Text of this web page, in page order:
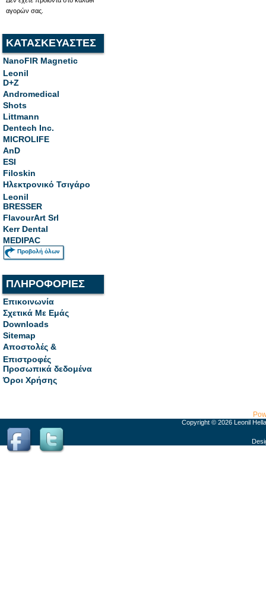
αγορών σας.
ΚΑΤΑΣΚΕΥΑΣΤΕΣ
NanoFIR Magnetic
Leonil
D+Z
Andromedical
Shots
Littmann
Dentech Inc.
MICROLIFE
AnD
ESI
Filoskin
Ηλεκτρονικό Τσιγάρο
Leonil
BRESSER
FlavourArt Srl
Kerr Dental
MEDIPAC
Προβολή όλων
ΠΛΗΡΟΦΟΡΙΕΣ
Επικοινωνία
Σχετικά Με Εμάς
Downloads
Sitemap
Αποστολές &
Επιστροφές
Προσωπικά δεδομένα
Όροι Χρήσης
Copyright © 2026 Leonil